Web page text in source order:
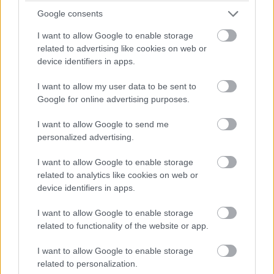
Google consents
I want to allow Google to enable storage
related to advertising like cookies on web or
device identifiers in apps.
I want to allow my user data to be sent to
Google for online advertising purposes.
I want to allow Google to send me
personalized advertising.
I want to allow Google to enable storage
related to analytics like cookies on web or
device identifiers in apps.
I want to allow Google to enable storage
related to functionality of the website or app.
I want to allow Google to enable storage
related to personalization.
azonban két lépésben történik: az alapanyag
szükséges.
A projekt során a cél a gyártástechnológia
egyszerűsítése oly módon, hogy a biopolimerek
oldhatósági és biodegradációs tulajdonságai már az
A fejlesztés végére üzemi körülmények között
termékeket - evőeszközök, kupakok, fiolák, pipetták -,
illetve a vastagfalú, nagy tömegű termékeket - dobozok,
alapanyaggal.
szerint kaposvári és kecskeméti telephelyein csaknem
20 ezer négyzetméteren végzi tevékenységeit, a